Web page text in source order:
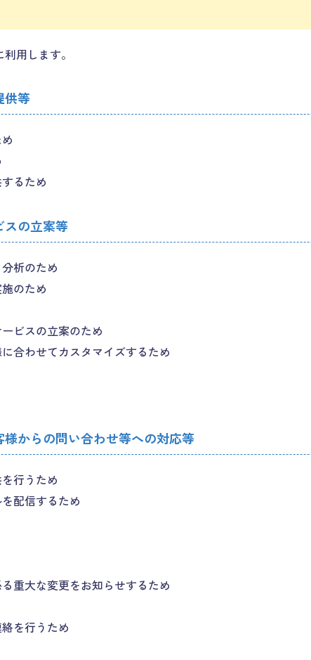
用します。
供等
るため
スの立案等
析のため
のため
ビスの立案のため
合わせてカスタマイズするため
からの問い合わせ等への対応等
行うため
配信するため
重大な変更をお知らせするため
を行うため